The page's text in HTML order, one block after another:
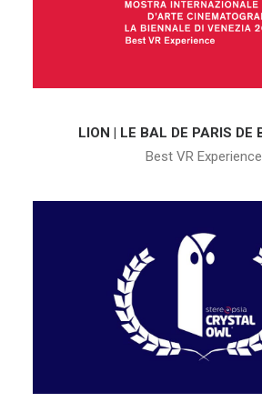
LION | LE BAL DE PARIS DE
Best VR Experience